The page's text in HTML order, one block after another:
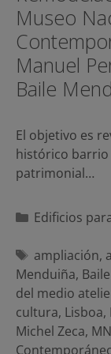
Museo
Manuel
Baile
El objetivo es
histórico barrio
patrimonial…
Categorías
Edificios
Etiquetas
ampliación,
Menduiña,
del medio
cultura, Lisboa,
Michel Zeca,